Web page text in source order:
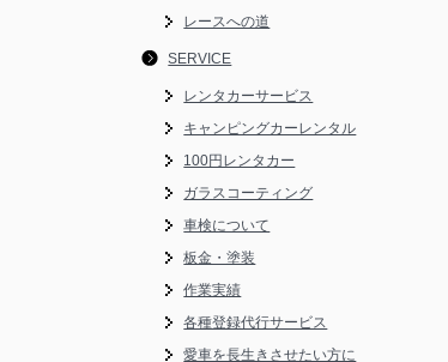
レースへの道
SERVICE
レンタカーサービス
キャンピングカーレンタル
100円レンタカー
ガラスコーティング
車検について
板金・塗装
作業実績
各種登録代行サービス
愛車を長生きさせたい方に